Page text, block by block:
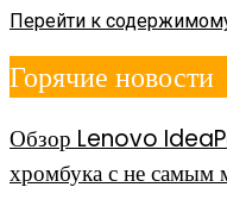
Перейти к
Горячие новости
Обзор Lenovo
хромбука с не